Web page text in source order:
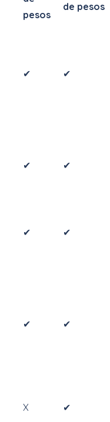
pesos
de pesos
✔ ✔
✔ ✔
✔ ✔
✔ ✔
X ✔